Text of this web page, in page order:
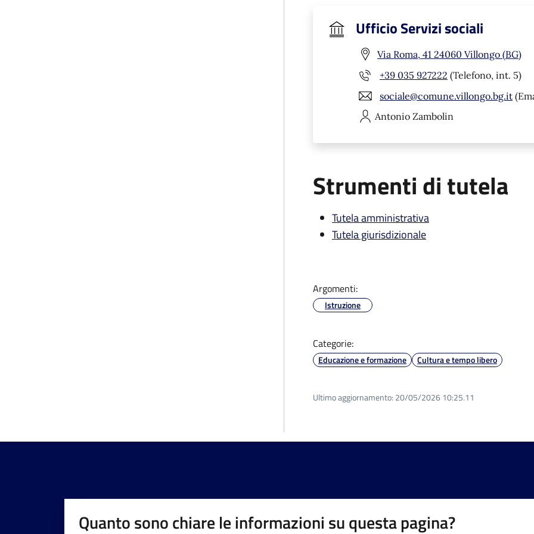
Ufficio Servizi sociali
Via Roma, 41 24060 Villongo (BG)
+39 035 927222 (Telefono, int. 5)
sociale@comune.villongo.bg.it
Antonio Zambolin
Strumenti di tutela
Tutela amministrativa
Tutela giurisdizionale
Argomenti:
Istruzione
Categorie:
Educazione e formazione Cultura e tempo libero
Ultimo aggiornamento: 20/05/2026 10:25.11
Quanto sono chiare le informazioni su questa pagina?